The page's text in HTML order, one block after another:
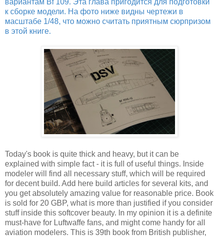
к сборке модели. На фото ниже видны чертежи в
масштабе 1/48, что можно считать приятным сюрпризом
в этой книге.
Today's book is quite thick and heavy, but it can be
explained with simple fact - it is full of useful things. Inside
modeler will find all necessary stuff, which will be required
for decent build. Add here build articles for several kits, and
you get absolutely amazing value for reasonable price. Book
is sold for 20 GBP, what is more than justified if you consider
stuff inside this softcover beauty. In my opinion it is a definite
must-have for Luftwaffe fans, and might come handy for all
aviation modelers. This is 39th book from British publisher,